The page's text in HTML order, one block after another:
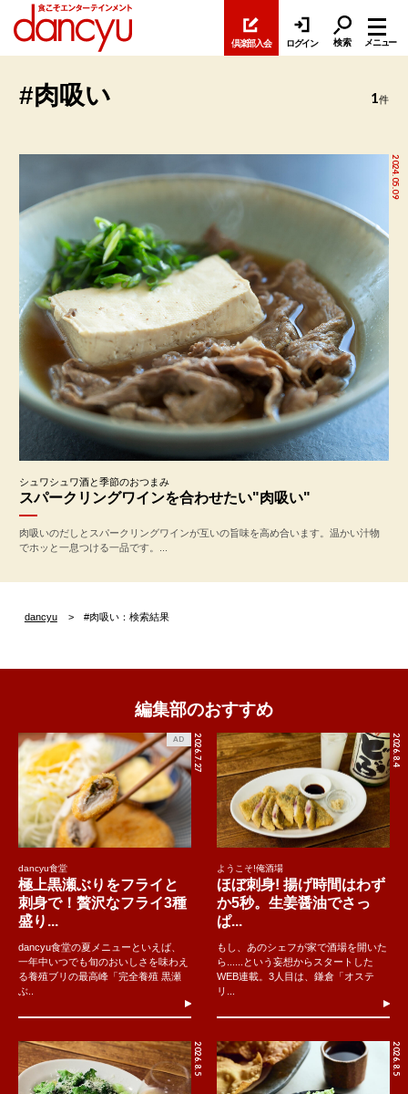
倶楽部入会 ログイン 検索 メニュー
#肉吸い 1件
2024.05.09
シュワシュワ酒と季節のおつまみ
スパークリングワインを合わせたい"肉吸い"
肉吸いのだしとスパークリングワインが互いの旨味を高め合います。温かい汁物
でホッと一息つける一品です。...
dancyu #肉吸い：検索結果
編集部のおすすめ
2026.7.27
AD
dancyu食堂
極上黒瀬ぶりをフライと
刺身で！贅沢なフライ3種
盛り...
dancyu食堂の夏メニューといえば、
一年中いつでも旬のおいしさを味わえ
る養殖ブリの最高峰「完全養殖 黒瀬
ぶ..
2026.8.4
ようこそ!俺酒場
ほぼ刺身! 揚げ時間はわず
か5秒。生姜醤油でさっ
ぱ...
もし、あのシェフが家で酒場を開いた
ら......という妄想からスタートした
WEB連載。3人目は、鎌倉「オステ
リ...
2026.8.5 2026.8.5